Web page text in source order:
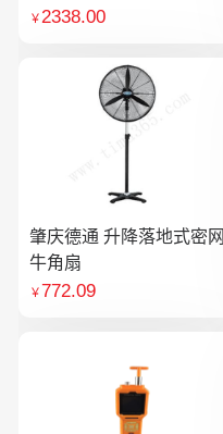
￥2338.00
肇庆德通 升降落地式密网
牛角扇
￥772.09